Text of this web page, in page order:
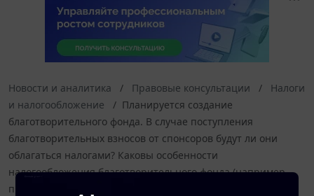
Новости и аналитика Правовые консультации
Налоги
и налогообложение
Планируется создание
благотворительного фонда. В случае поступления
благотворительных взносов от спонсоров будут ли они
облагаться налогами? Каковы особенности
налогообложения благотворительного фонда (например,
при приобретении автомобиля на полученные от